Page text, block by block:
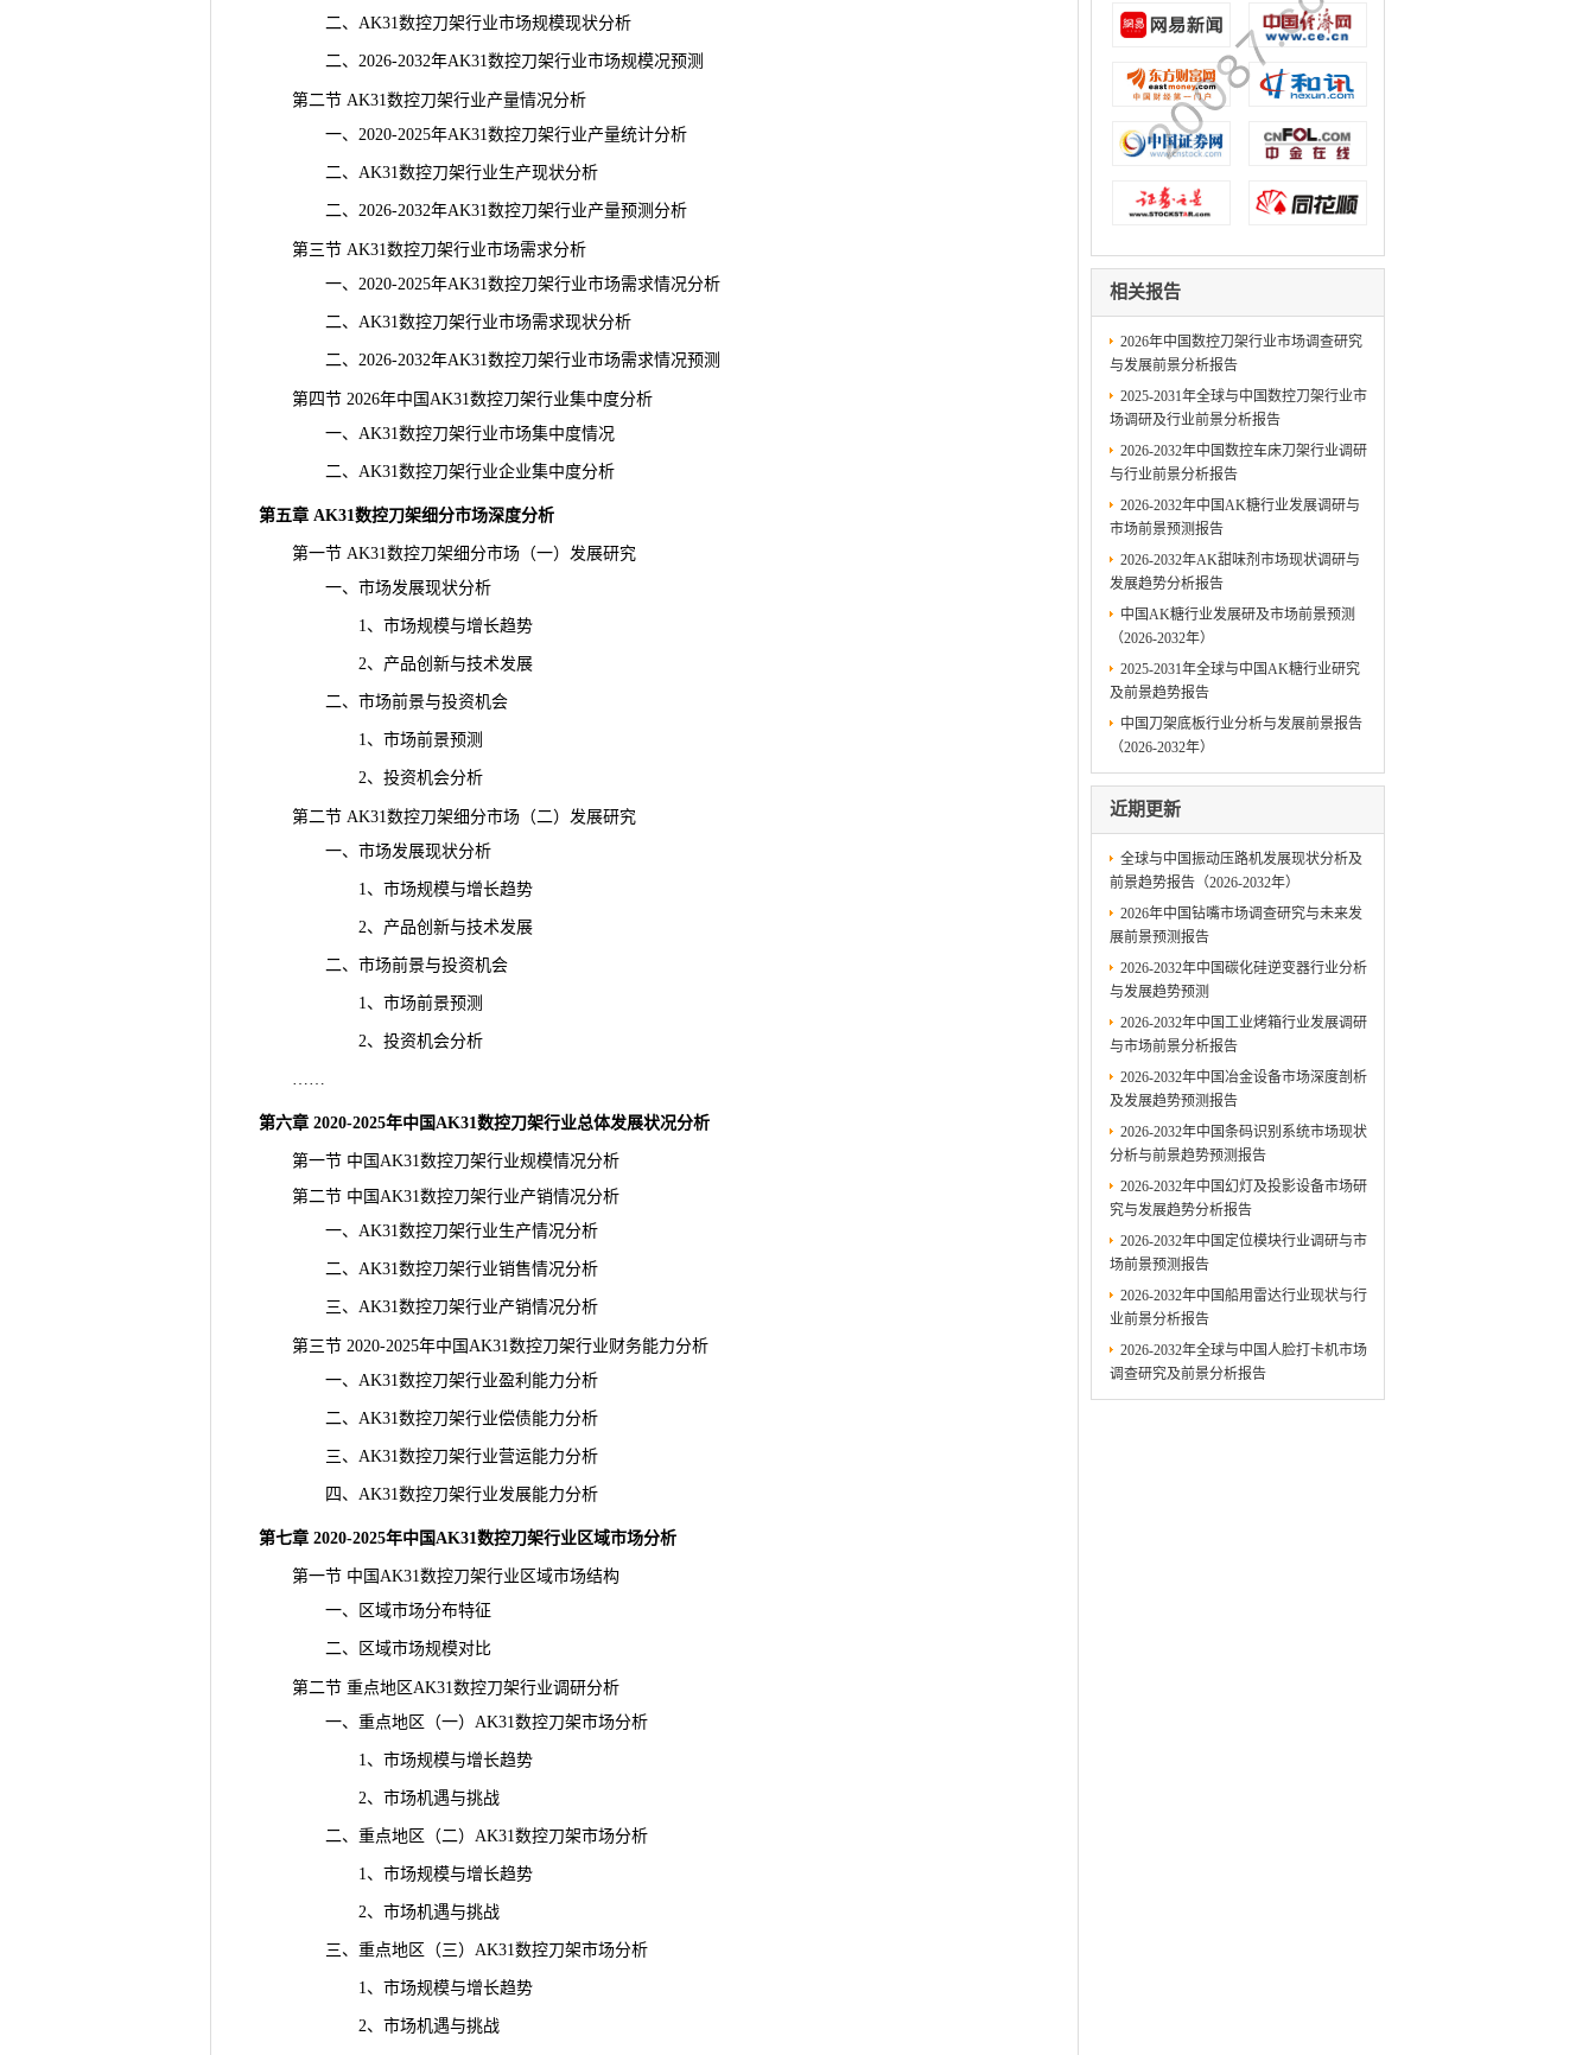
二、AK31数控刀架行业市场规模现状分析
二、2026-2032年AK31数控刀架行业市场规模况预测
第二节 AK31数控刀架行业产量情况分析
一、2020-2025年AK31数控刀架行业产量统计分析
二、AK31数控刀架行业生产现状分析
二、2026-2032年AK31数控刀架行业产量预测分析
第三节 AK31数控刀架行业市场需求分析
一、2020-2025年AK31数控刀架行业市场需求情况分析
二、AK31数控刀架行业市场需求现状分析
二、2026-2032年AK31数控刀架行业市场需求情况预测
第四节 2026年中国AK31数控刀架行业集中度分析
一、AK31数控刀架行业市场集中度情况
二、AK31数控刀架行业企业集中度分析
第五章 AK31数控刀架细分市场深度分析
第一节 AK31数控刀架细分市场（一）发展研究
一、市场发展现状分析
1、市场规模与增长趋势
2、产品创新与技术发展
二、市场前景与投资机会
1、市场前景预测
2、投资机会分析
第二节 AK31数控刀架细分市场（二）发展研究
一、市场发展现状分析
1、市场规模与增长趋势
2、产品创新与技术发展
二、市场前景与投资机会
1、市场前景预测
2、投资机会分析
……
第六章 2020-2025年中国AK31数控刀架行业总体发展状况分析
第一节 中国AK31数控刀架行业规模情况分析
第二节 中国AK31数控刀架行业产销情况分析
一、AK31数控刀架行业生产情况分析
二、AK31数控刀架行业销售情况分析
三、AK31数控刀架行业产销情况分析
第三节 2020-2025年中国AK31数控刀架行业财务能力分析
一、AK31数控刀架行业盈利能力分析
二、AK31数控刀架行业偿债能力分析
三、AK31数控刀架行业营运能力分析
四、AK31数控刀架行业发展能力分析
第七章 2020-2025年中国AK31数控刀架行业区域市场分析
第一节 中国AK31数控刀架行业区域市场结构
一、区域市场分布特征
二、区域市场规模对比
第二节 重点地区AK31数控刀架行业调研分析
一、重点地区（一）AK31数控刀架市场分析
1、市场规模与增长趋势
2、市场机遇与挑战
二、重点地区（二）AK31数控刀架市场分析
1、市场规模与增长趋势
2、市场机遇与挑战
三、重点地区（三）AK31数控刀架市场分析
1、市场规模与增长趋势
2、市场机遇与挑战
相关报告
2026年中国数控刀架行业市场调查研究
与发展前景分析报告
2025-2031年全球与中国数控刀架行业市
场调研及行业前景分析报告
2026-2032年中国数控车床刀架行业调研
与行业前景分析报告
2026-2032年中国AK糖行业发展调研与
市场前景预测报告
2026-2032年AK甜味剂市场现状调研与
发展趋势分析报告
中国AK糖行业发展研及市场前景预测
（2026-2032年）
2025-2031年全球与中国AK糖行业研究
及前景趋势报告
中国刀架底板行业分析与发展前景报告
（2026-2032年）
近期更新
全球与中国振动压路机发展现状分析及
前景趋势报告（2026-2032年）
2026年中国钻嘴市场调查研究与未来发
展前景预测报告
2026-2032年中国碳化硅逆变器行业分析
与发展趋势预测
2026-2032年中国工业烤箱行业发展调研
与市场前景分析报告
2026-2032年中国冶金设备市场深度剖析
及发展趋势预测报告
2026-2032年中国条码识别系统市场现状
分析与前景趋势预测报告
2026-2032年中国幻灯及投影设备市场研
究与发展趋势分析报告
2026-2032年中国定位模块行业调研与市
场前景预测报告
2026-2032年中国船用雷达行业现状与行
业前景分析报告
2026-2032年全球与中国人脸打卡机市场
调查研究及前景分析报告